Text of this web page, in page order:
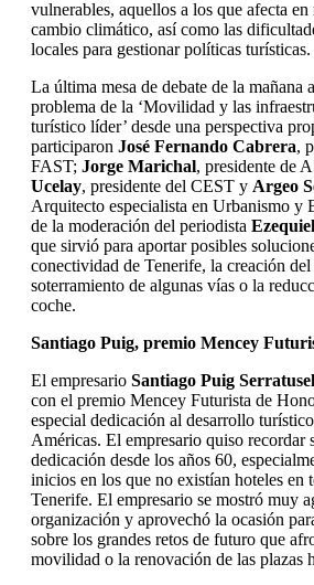
vulnerables, aquellos a los que afecta
cambio climático, así como las
locales para gestionar políticas turísticas.
La última mesa de debate de la mañana
problema de la ‘Movilidad y las
turístico líder’ desde una perspectiva
participaron José Fernando Cabrera,
FAST; Jorge Marichal, presidente de
Ucelay, presidente del CEST y Argeo
Arquitecto especialista en Urbanismo y
de la moderación del periodista
que sirvió para aportar posibles
conectividad de Tenerife, la creación
soterramiento de algunas vías o la
coche.
Santiago Puig, premio Mencey
El empresario Santiago Puig
con el premio Mencey Futurista de
especial dedicación al desarrollo
Américas. El empresario quiso recordar
dedicación desde los años 60,
inicios en los que no existían hoteles en
Tenerife. El empresario se mostró muy
organización y aprovechó la ocasión
sobre los grandes retos de futuro que
movilidad o la renovación de las plazas